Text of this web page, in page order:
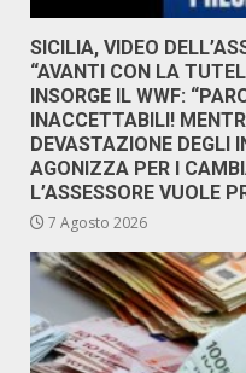
SICILIA, VIDEO
“AVANTI CON LA
INSORGE IL WWF:
INACCETTABILI!
DEVASTAZIONE DEGLI
AGONIZZA PER I
L’ASSESSORE VUOLE
7 Agosto 2026